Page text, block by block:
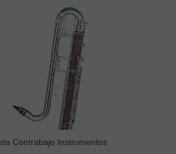
Contrabajo Instrumentos